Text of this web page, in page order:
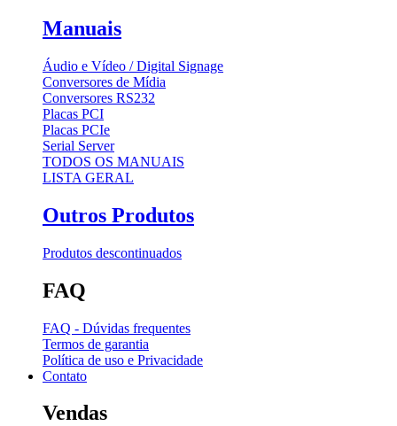
Manuais
Áudio e Vídeo / Digital Signage
Conversores de Mídia
Conversores RS232
Placas PCI
Placas PCIe
Serial Server
TODOS OS MANUAIS
LISTA GERAL
Outros Produtos
Produtos descontinuados
FAQ
FAQ - Dúvidas frequentes
Termos de garantia
Política de uso e Privacidade
Contato
Vendas